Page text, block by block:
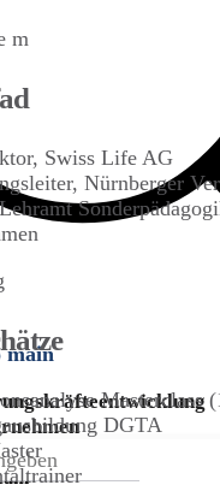
COCOMIN
Swiss Life AG
Nürnberger
Masterclass
DGTA